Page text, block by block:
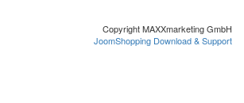
Copyright MAXXmarketing GmbH
JoomShopping Download & Support